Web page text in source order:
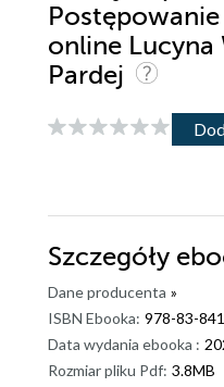
online
Pardej
Szczegóły
Dane producenta »
ISBN Ebooka: 978-83-
Data wydania ebooka :
Rozmiar pliku Pdf: 3.8MB